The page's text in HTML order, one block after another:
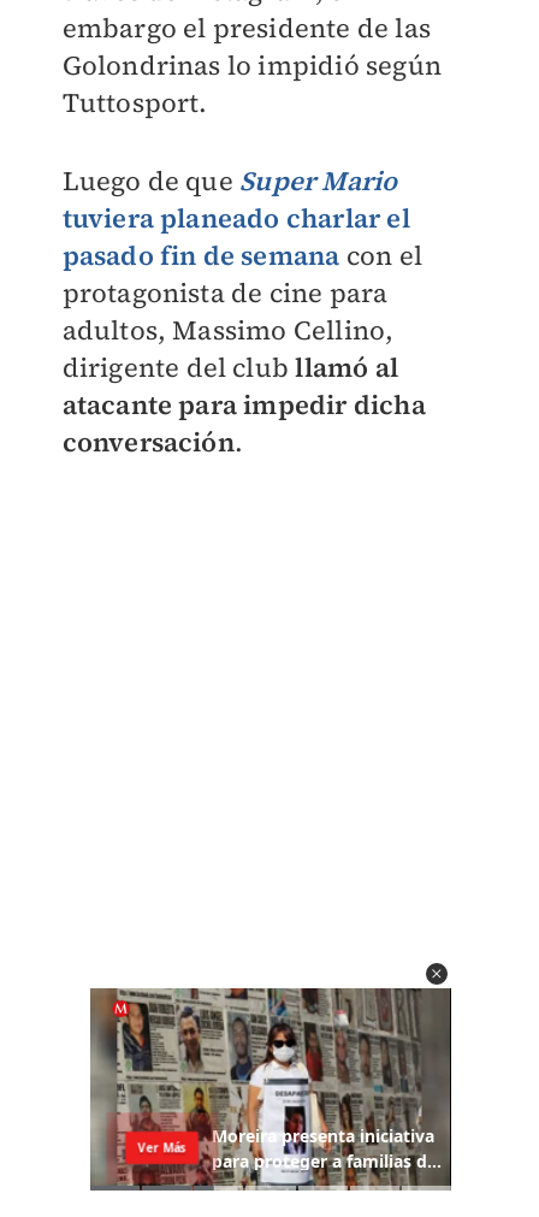
embargo el presidente de las
Golondrinas lo impidió según
Tuttosport.
Luego de que Super Mario
tuviera planeado charlar el
pasado fin de semana con el
protagonista de cine para
adultos, Massimo Cellino,
dirigente del clubllamó al
atacante para impedir dicha
conversación.